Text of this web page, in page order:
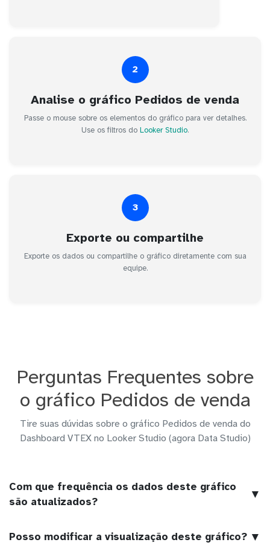
2
Analise o gráfico Pedidos de venda
Passe o mouse sobre os elementos do gráfico para ver detalhes.
Use os filtros do Looker Studio.
3
Exporte ou compartilhe
Exporte os dados ou compartilhe o gráfico diretamente com sua
equipe.
Perguntas Frequentes sobre
o gráfico Pedidos de venda
Tire suas dúvidas sobre o gráfico Pedidos de venda do
Dashboard VTEX no Looker Studio (agora Data Studio)
Com que frequência os dados deste gráfico
são atualizados?
▼
Posso modificar a visualização deste gráfico? ▼